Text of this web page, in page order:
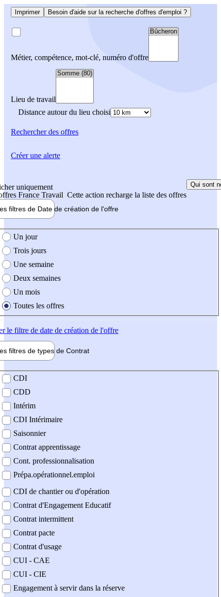
Imprimer Besoin d'aide sur la recherche d'offres d'emploi ?
Métier, compétence, mot-clé, numéro d'offre
Lieu de travail
Distance autour du lieu choisi
Rechercherdes offres
uniquement
France Travail Cette action recharge la liste des offres
Qui sont
filtres de Date de création de l'offre
création de l'offre
Un jour
Trois jours
Une semaine
Deux semaines
Un mois
Toutes les offres
le filtre de date de création de l'offre
filtres de types de Contrat
contrat
CDI
CDD
Intérim
CDI Intérimaire
Saisonnier
Contrat apprentissage
Cont. professionnalisation
Prépa.opérationnel.emploi
CDI de chantier ou d'opération
Contrat d'Engagement Educatif
Contrat intermittent
Contrat pacte
Contrat d'usage
CUI - CAE
CUI - CIE
Engagement à servir dans la réserve
Créer une alerte